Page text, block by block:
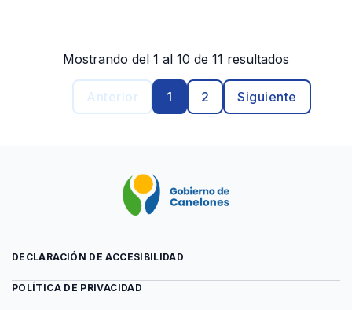
Mostrando del 1 al 10 de 11 resultados
Anterior 1 2 Siguiente
DECLARACIÓN DE ACCESIBILIDAD
POLÍTICA DE PRIVACIDAD